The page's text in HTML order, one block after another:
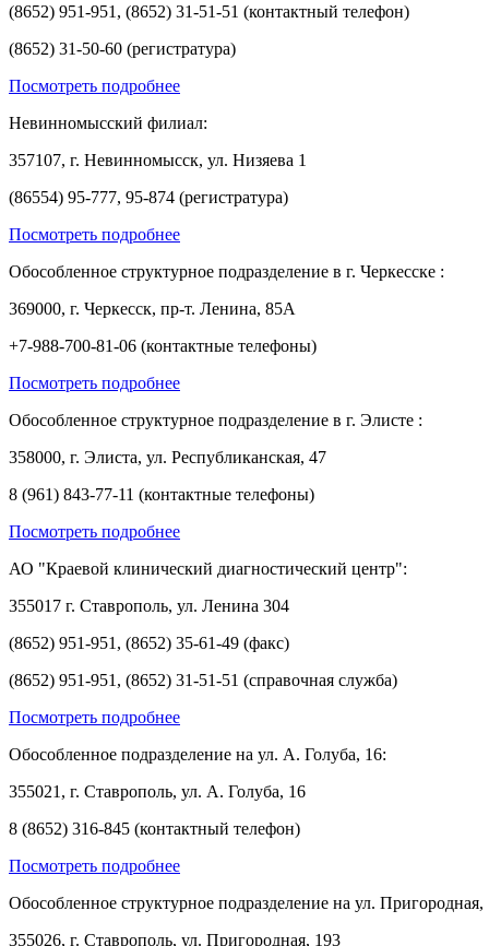
(8652) 951-951, (8652) 31-51-51 (контактный телефон)
(8652) 31-50-60 (регистратура)
Посмотреть подробнее
Невинномысский филиал:
357107, г. Невинномысск, ул. Низяева 1
(86554) 95-777, 95-874 (регистратура)
Посмотреть подробнее
Обособленное структурное подразделение в г. Черкесске :
369000, г. Черкесск, пр-т. Ленина, 85А
+7-988-700-81-06 (контактные телефоны)
Посмотреть подробнее
Обособленное структурное подразделение в г. Элисте :
358000, г. Элиста, ул. Республиканская, 47
8 (961) 843-77-11 (контактные телефоны)
Посмотреть подробнее
АО "Краевой клинический диагностический центр":
355017 г. Ставрополь, ул. Ленина 304
(8652) 951-951, (8652) 35-61-49 (факс)
(8652) 951-951, (8652) 31-51-51 (справочная служба)
Посмотреть подробнее
Обособленное подразделение на ул. А. Голуба, 16:
355021, г. Ставрополь, ул. А. Голуба, 16
8 (8652) 316-845 (контактный телефон)
Посмотреть подробнее
Обособленное структурное подразделение на ул. Пригородная,
355026, г. Ставрополь, ул. Пригородная, 193